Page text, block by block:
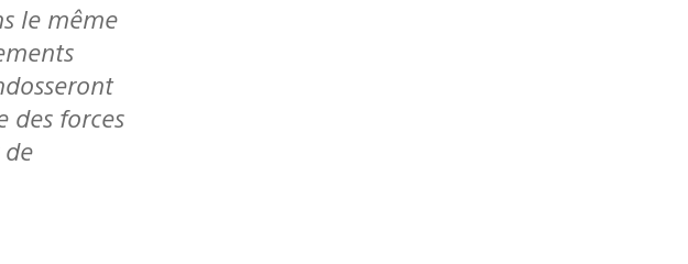
le même
des forces